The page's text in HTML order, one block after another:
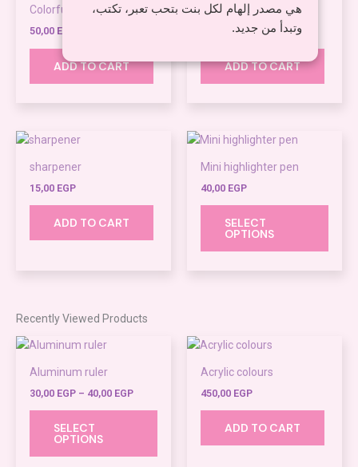
Colorful Wooden stick
50,00 EGP
ADD TO CART
Drawing stencil set
EGP
ADD TO CART
sharpener
15,00 EGP
ADD TO CART
Mini highlighter pen
40,00 EGP
SELECT
OPTIONS
Recently Viewed Products
Aluminum ruler
30,00 EGP – 40,00 EGP40,00 EGP
SELECT
OPTIONS
options
Acrylic colours
450,00 EGP
ADD TO CART
هي مصدر إلهام لكل بنت بتحب تعبر، تكتب،
وتبدأ من جديد.